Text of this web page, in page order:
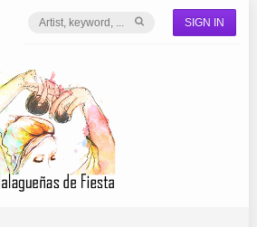
SIGN IN